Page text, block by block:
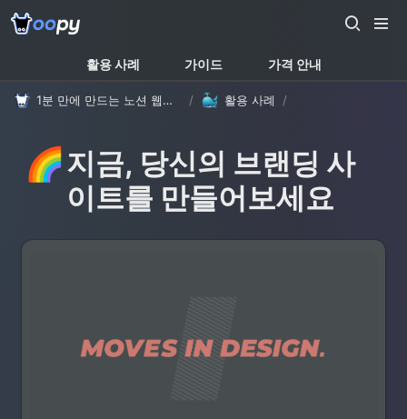
활용 사례 가이드 가격 안내
1분 만에 만드는 노션 웹사이트, 우피! / 활용 사례 /
🌈지금, 당신의 브랜딩 사
이트를 만들어보세요